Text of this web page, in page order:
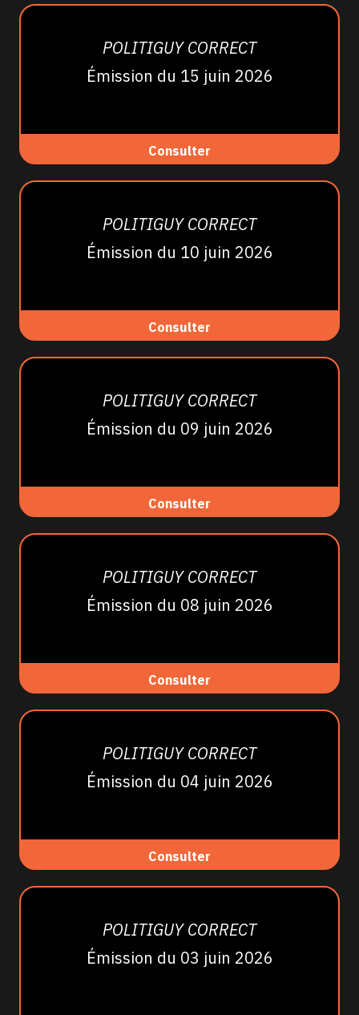
POLITIGUY CORRECT
Émission du 15 juin 2026
Consulter
POLITIGUY CORRECT
Émission du 10 juin 2026
Consulter
POLITIGUY CORRECT
Émission du 09 juin 2026
Consulter
POLITIGUY CORRECT
Émission du 08 juin 2026
Consulter
POLITIGUY CORRECT
Émission du 04 juin 2026
Consulter
POLITIGUY CORRECT
Émission du 03 juin 2026